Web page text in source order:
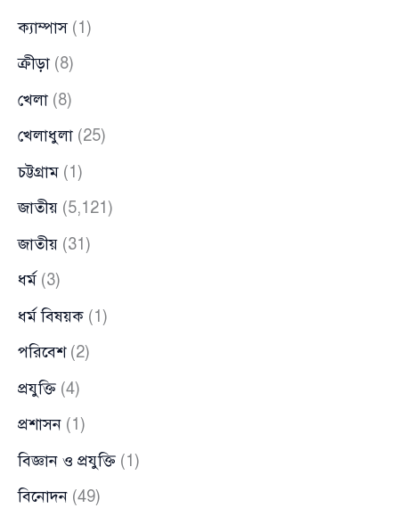
ক্যাম্পাস(1)
ক্রীড়া (8)
খেলা (8)
খেলাধুলা (25)
চট্টগ্রাম (1)
জাতীয় (5,121)
জাতীয় (31)
ধর্ম (3)
ধর্ম বিষয়ক (1)
পরিবেশ(2)
প্রযুক্তি (4)
প্রশাসন (1)
বিজ্ঞান ও প্রযুক্তি (1)
বিনোদন (49)